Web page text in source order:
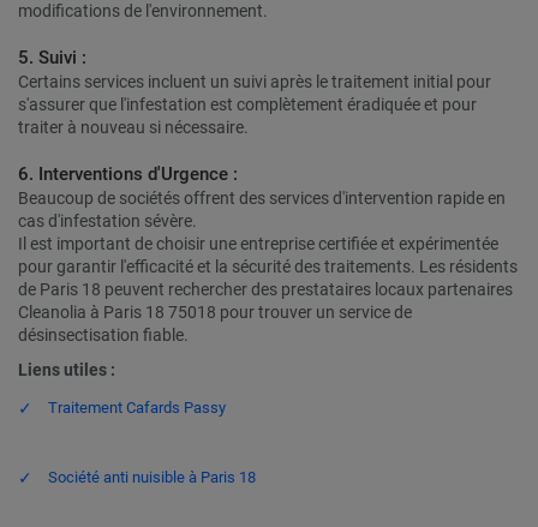
modifications de l'environnement.
5. Suivi :
Certains services incluent un suivi après le traitement initial pour
s'assurer que l'infestation est complètement éradiquée et pour
traiter à nouveau si nécessaire.
6. Interventions d'Urgence :
Beaucoup de sociétés offrent des services d'intervention rapide en
cas d'infestation sévère.
Il est important de choisir une entreprise certifiée et expérimentée
pour garantir l'efficacité et la sécurité des traitements. Les résidents
de Paris 18 peuvent rechercher des prestataires locaux partenaires
Cleanolia à Paris 18 75018 pour trouver un service de
désinsectisation fiable.
Liens utiles :
Traitement Cafards Passy
Société anti nuisible à Paris 18